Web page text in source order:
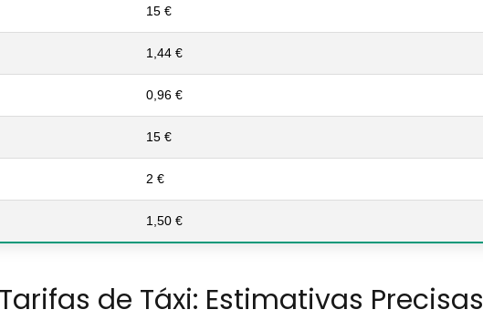
15 €
1,44 €
0,96 €
15 €
2 €
1,50 €
de Táxi: Estimativas Precisas